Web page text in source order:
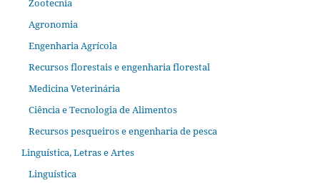
Zootecnia
Agronomia
Engenharia Agrícola
Recursos florestais e engenharia florestal
Medicina Veterinária
Ciência e Tecnologia de Alimentos
Recursos pesqueiros e engenharia de pesca
Linguística, Letras e Artes
Linguística